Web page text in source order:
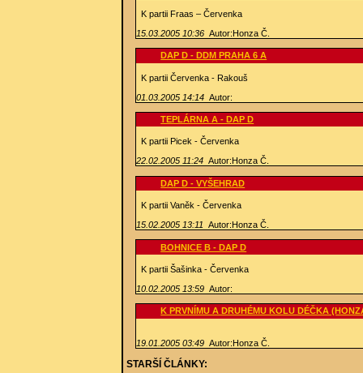
K partii Fraas – Červenka
15.03.2005 10:36 Autor:Honza Č.
DAP D - DDM PRAHA 6 A
K partii Červenka - Rakouš
01.03.2005 14:14 Autor:
TEPLÁRNA A - DAP D
K partii Picek - Červenka
22.02.2005 11:24 Autor:Honza Č.
DAP D - VYŠEHRAD
K partii Vaněk - Červenka
15.02.2005 13:11 Autor:Honza Č.
BOHNICE B - DAP D
K partii Šašinka - Červenka
10.02.2005 13:59 Autor:
K PRVNÍMU A DRUHÉMU KOLU DÉČKA
19.01.2005 03:49 Autor:Honza Č.
STARŠÍ ČLÁNKY: